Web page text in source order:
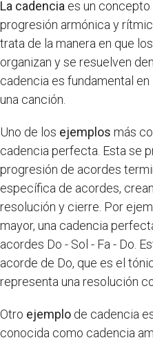
La cadencia es un
progresión armónica y
trata de la manera en que
organizan y se resuelven
cadencia es fundamental
una canción.
Uno de los ejemplos más
cadencia perfecta. Esta se
progresión de acordes
específica de acordes,
resolución y cierre. Por
mayor, una cadencia
acordes Do - Sol - Fa - Do.
acorde de Do, que es el
representa una resolución
Otro ejemplo de cadencia
conocida como cadencia